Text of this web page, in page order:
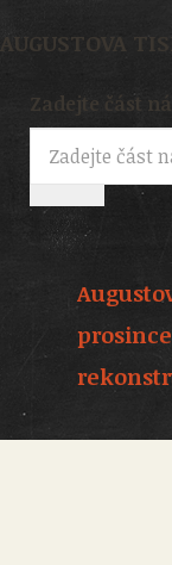
AUGUSTOVA
Zadejte část